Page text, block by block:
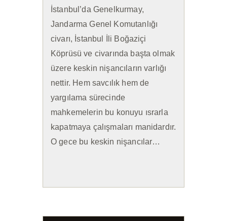
İstanbul’da Genelkurmay,
Jandarma Genel Komutanlığı
civarı, İstanbul İli Boğaziçi
Köprüsü ve civarında başta olmak
üzere keskin nişancıların varlığı
nettir. Hem savcılık hem de
yargılama sürecinde
mahkemelerin bu konuyu ısrarla
kapatmaya çalışmaları manidardır.
O gece bu keskin nişancılar…